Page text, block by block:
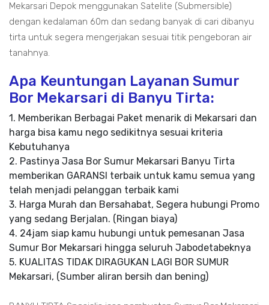
Mekarsari Depok menggunakan Satelite (Submersible)
dengan kedalaman 60m dan sedang banyak di cari dibanyu
tirta untuk segera mengerjakan sesuai titik pengeboran air
tanahnya.
Apa Keuntungan Layanan Sumur
Bor Mekarsari di Banyu Tirta:
1. Memberikan Berbagai Paket menarik di Mekarsari dan
harga bisa kamu nego sedikitnya sesuai kriteria
Kebutuhanya
2. Pastinya Jasa Bor Sumur Mekarsari Banyu Tirta
memberikan GARANSI terbaik untuk kamu semua yang
telah menjadi pelanggan terbaik kami
3. Harga Murah dan Bersahabat, Segera hubungi Promo
yang sedang Berjalan. (Ringan biaya)
4. 24jam siap kamu hubungi untuk pemesanan Jasa
Sumur Bor Mekarsari hingga seluruh Jabodetabeknya
5. KUALITAS TIDAK DIRAGUKAN LAGI BOR SUMUR
Mekarsari, (Sumber aliran bersih dan bening)